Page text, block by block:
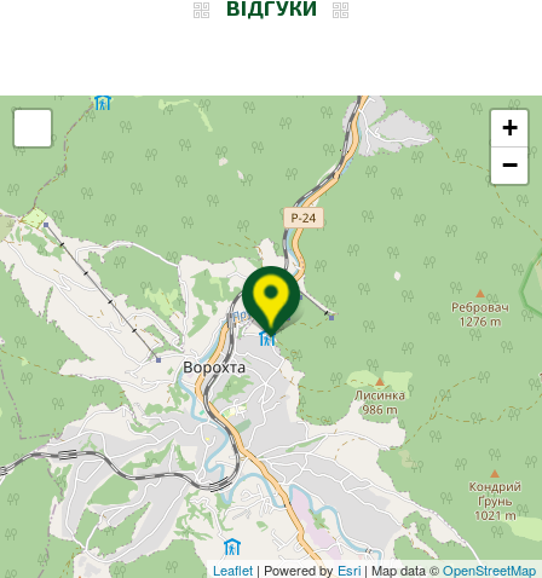
ВІДГУКИ
+
−
Leaflet | Powered by Esri | Map data ©OpenStreetMap